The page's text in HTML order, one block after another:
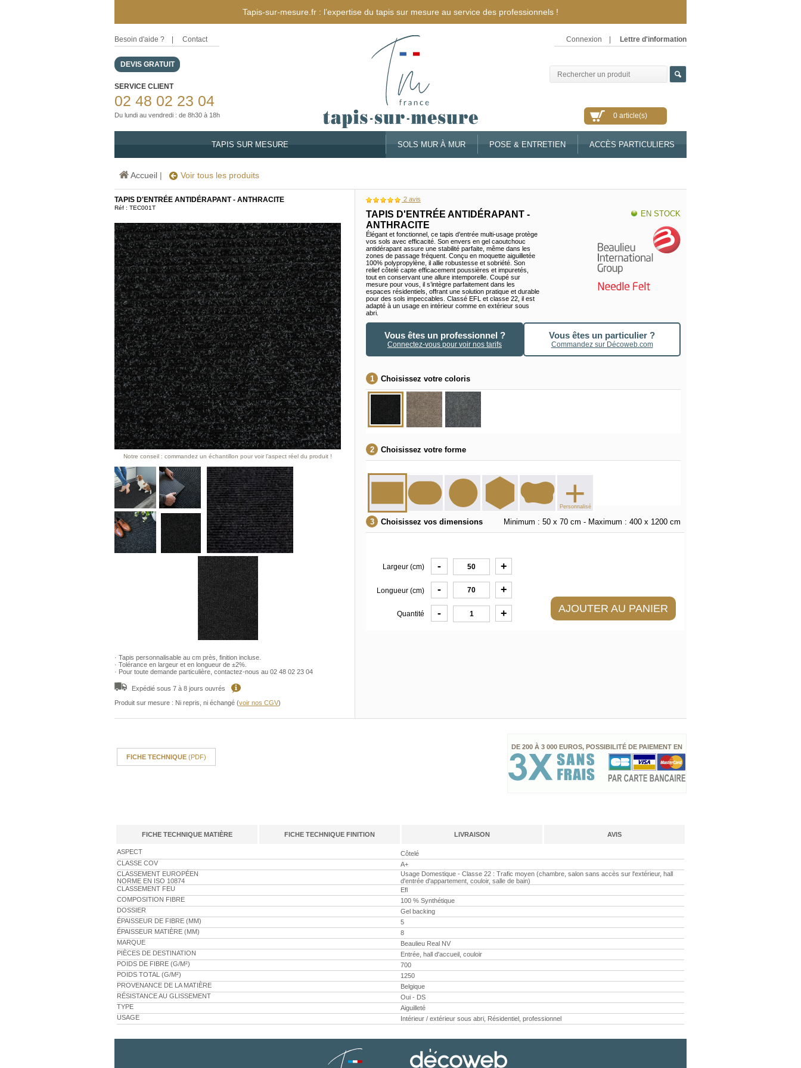
Tapis-sur-mesure.fr : l’expertise du tapis sur mesure au service des professionnels !
Besoin d'aide ? Contact
DEVIS GRATUIT
Connexion Lettre d'information
SERVICE CLIENT
02 48 02 23 04
Du lundi au vendredi : de 8h30 à 18h 0 article(s)
TAPIS SUR MESURE SOLS MUR À MUR POSE & ENTRETIEN ACCÈS PARTICULIERS
Accueil | Voir tous les produits
TAPIS D'ENTRÉE ANTIDÉRAPANT - ANTHRACITE
Réf : TEC001T
Notre conseil : commandez un échantillon pour voir l’aspect réel du produit !
· Tapis personnalisable au cm près, finition incluse.
· Tolérance en largeur et en longueur de ±2%.
· Pour toute demande particulière, contactez-nous au 02 48 02 23 04
Expédié sous 7 à 8 jours ouvrés
Produit sur mesure : Ni repris, ni échangé (voir nos CGV)
2 avis
TAPIS D'ENTRÉE ANTIDÉRAPANT -
ANTHRACITE
Élégant et fonctionnel, ce tapis d’entrée multi-usage protège
vos sols avec efficacité. Son envers en gel caoutchouc
antidérapant assure une stabilité parfaite, même dans les
zones de passage fréquent. Conçu en moquette aiguilletée
100% polypropylène, il allie robustesse et sobriété. Son
relief côtelé capte efficacement poussières et impuretés,
tout en conservant une allure intemporelle. Coupé sur
mesure pour vous, il s’intègre parfaitement dans les
espaces résidentiels, offrant une solution pratique et durable
pour des sols impeccables. Classé EFL et classe 22, il est
adapté à un usage en intérieur comme en extérieur sous
abri.
EN STOCK
Vous êtes un professionnel ?
Connectez-vous pour voir nos tarifs
Vous êtes un particulier ?
Commandez sur Décoweb.com
Choisissez votre coloris
Choisissez votre forme
+
Personnalisé
Choisissez vos dimensions Minimum : 50 x 70 cm - Maximum : 400 x 1200 cm
Largeur (cm) - +
Longueur (cm) - +
Quantité - + AJOUTER AU PANIER
FICHE TECHNIQUE (PDF)
DE 200 À 3 000 EUROS, POSSIBILITÉ DE PAIEMENT EN
FICHE TECHNIQUE MATIÈRE FICHE TECHNIQUE FINITION LIVRAISON AVIS
ASPECT
Côtelé
CLASSE COV
A+
CLASSEMENT EUROPÉEN
NORME EN ISO 10874
Usage Domestique - Classe 22 : Trafic moyen (chambre, salon sans accès sur l'extérieur, hall
d'entrée d'appartement, couloir, salle de bain)
CLASSEMENT FEU
Efl
COMPOSITION FIBRE
100 % Synthétique
DOSSIER
Gel backing
ÉPAISSEUR DE FIBRE (MM)
5
ÉPAISSEUR MATIÈRE (MM)
8
MARQUE
Beaulieu Real NV
PIÈCES DE DESTINATION
Entrée, hall d'accueil, couloir
POIDS DE FIBRE (G/M²)
700
POIDS TOTAL (G/M²)
1250
PROVENANCE DE LA MATIÈRE
Belgique
RÉSISTANCE AU GLISSEMENT
Oui - DS
TYPE
Aiguilleté
USAGE
Intérieur / extérieur sous abri, Résidentiel, professionnel